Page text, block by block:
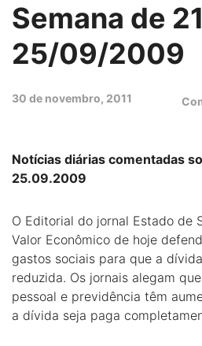
Semana de
25/09/2009
30 de novembro, 2011
Notícias diárias comentadas
25.09.2009
O Editorial do jornal Estado de
Valor Econômico de hoje
gastos sociais para que a
reduzida. Os jornais alegam
pessoal e previdência têm
a dívida seja paga